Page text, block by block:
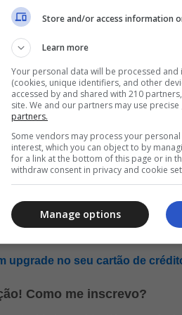
com deficiência);
comercial e muito mais;
conforme o cargo, mas, no
andamento, carteira de
Pacote Office.
com as funções exercidas e
e odontológica, participação nos
vantagens do Cartão de Crédito
upgrade no seu cartão de
Como me inscrevo?
Store and/or access information
Learn more
Your personal data will be processed
(cookies, unique identifiers, and other
accessed by and shared with 210
site. We and our partners may use
partners.
Some vendors may process your
interest, which you can object to by
for a link at the bottom of this page or in
withdraw consent in privacy and cookie
Manage options